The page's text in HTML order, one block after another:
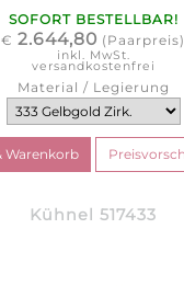
SOFORT BESTELLBAR!
€ 2.644,80 (Paarpreis)
inkl. MwSt.
versandkostenfrei
Material / Legierung
Kühnel 517433